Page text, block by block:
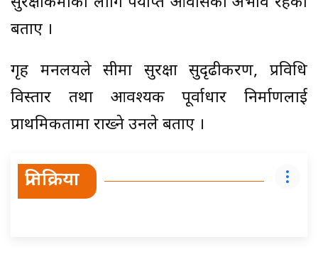
बताए ।
गृह मन्त्रालयले सीमा सुरक्षा सुदृढीकरण, प्रविधि
विस्तार तथा आवश्यक पूर्वाधार निर्माणलाई
प्राथमिकतामा राख्ने उनले बताए ।
प्रतिक्रिया